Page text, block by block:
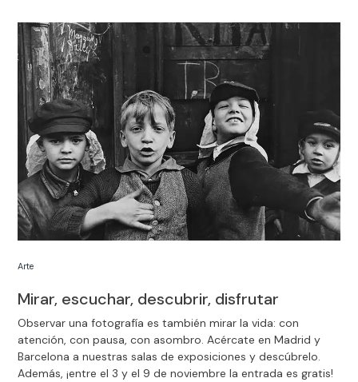
Mirar, escuchar, descubrir, disfrutar
Arte
Observar una fotografía es también mirar la vida: con
atención, con pausa, con asombro. Acércate en Madrid y
Barcelona a nuestras salas de exposiciones y descúbrelo.
Además, ¡entre el 3 y el 9 de noviembre la entrada es gratis!